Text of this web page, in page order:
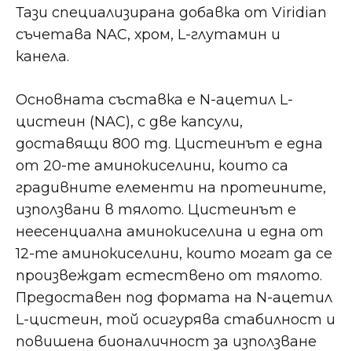
Тази специализирана добавка от Viridian
съчетава NAC, хром, L-глутамин и
канела.
Основната съставка е N-ацетил L-
цистеин (NAC), с две капсули,
доставящи 800 mg. Цистеинът е една
от 20-те аминокиселини, които са
градивните елементи на протеините,
използвани в тялото. Цистеинът е
неесенциална аминокиселина и една от
12-те аминокиселини, които могат да се
произвеждат естествено от тялото.
Предоставен под формата на N-ацетил
L-цистеин, той осигурява стабилност и
повишена бионаличност за използване